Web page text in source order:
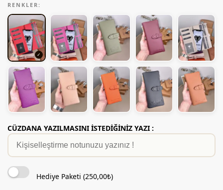
RENKLER:
CÜZDANA YAZILMASINI İSTEDİĞİNİZ YAZI :
Hediye Paketi (250,00₺)